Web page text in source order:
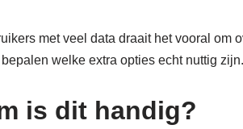
met veel data draait het vooral om
welke extra opties echt nuttig zijn.
is dit handig?